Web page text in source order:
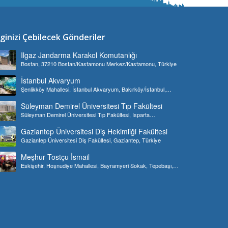
Çebilecek Gönderiler
Ilgaz Jandarma Karakol Komutanlığı
Bostan, 37210 Bostan/Kastamonu Merkez/Kastamonu, Türkiye
İstanbul Akvaryum
Şenlikköy Mahallesi, İstanbul Akvaryum, Bakırköy/İstanbul,
Süleyman Demirel Üniversitesi Tıp Fakültesi
Süleyman Demirel Üniversitesi Tıp Fakültesi, Isparta
Gaziantep Üniversitesi Diş Hekimliği Fakültesi
Gaziantep Üniversitesi Diş Fakültesi, Gaziantep, Türkiye
Meşhur Tostçu İsmail
Eskişehir, Hoşnudiye Mahallesi, Bayramyeri Sokak, Tepebaşı,